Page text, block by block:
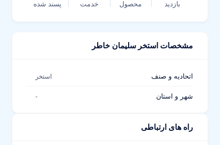
بازدید محصول خدمت پسند شده
مشخصات استخر سلیمان خاطر
اتحادیه و صنف استخر
شهر و استان -
راه های ارتباطی